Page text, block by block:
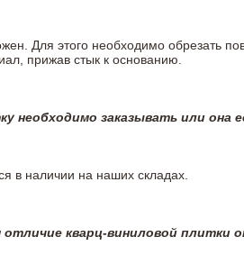
Для этого необходимо обрезать
прижав стык к основанию.
необходимо заказывать или она
в наличии на наших складах.
отличие кварц-виниловой плитки